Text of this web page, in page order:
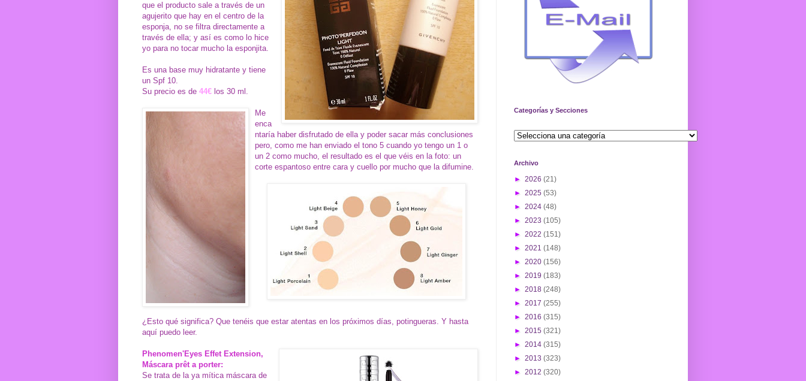
que el producto sale a través de un
agujerito que hay en el centro de la
esponja, no se filtra directamente a
través de ella; y así es como lo hice
yo para no tocar mucho la esponjita.
Es una base muy hidratante y tiene
un Spf 10.
Su precio es de 44€ los 30 ml.
Me
enca
ntaría haber disfrutado de ella y poder sacar más conclusiones
pero, como me han enviado el tono 5 cuando yo tengo un 1 o
un 2 como mucho, el resultado es el que véis en la foto: un
corte espantoso entre cara y cuello por mucho que la difumine.
¿Esto qué significa? Que tenéis que estar atentas en los próximos días, potingueras. Y hasta
aquí puedo leer.
Phenomen'Eyes Effet Extension,
Máscara prêt a porter:
Se trata de la ya mítica máscara de
Categorías y Secciones
Archivo
► 2026 (21)
► 2025 (53)
► 2024 (48)
► 2023 (105)
► 2022 (151)
► 2021 (148)
► 2020 (156)
► 2019 (183)
► 2018 (248)
► 2017 (255)
► 2016 (315)
► 2015 (321)
► 2014 (315)
► 2013 (323)
► 2012 (320)